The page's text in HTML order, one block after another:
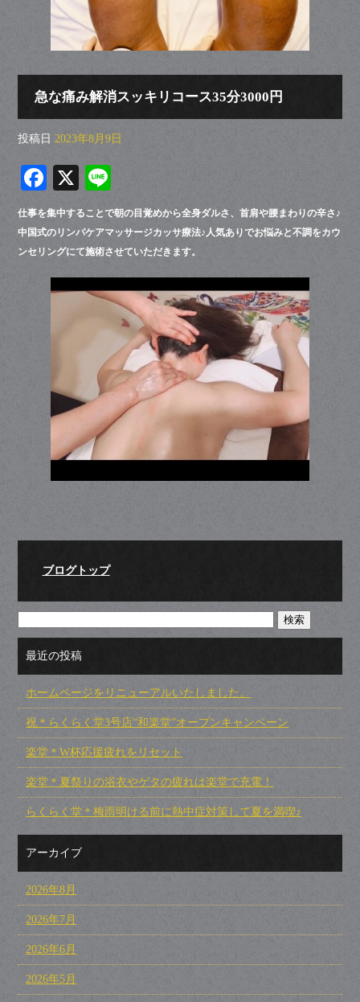
急な痛み解消スッキリコース35分3000円
投稿日 2023年8月9日
Fa
ce
bo
ok
X
ne
仕事を集中することで朝の目覚めから全身ダルさ、首肩や腰まわりの辛さ♪
中国式のリンパケアマッサージカッサ療法♪人気ありでお悩みと不調をカウ
ンセリングにて施術させていただきます。
ブログトップ
最近の投稿
ホームページをリニューアルいたしました。
祝＊らくらく堂3号店“和楽堂”オープンキャンペーン
楽堂＊W杯応援疲れをリセット
楽堂＊夏祭りの浴衣やゲタの疲れは楽堂で充電！
らくらく堂＊梅雨明ける前に熱中症対策して夏を満喫♪
アーカイブ
2026年8月
2026年7月
2026年6月
2026年5月